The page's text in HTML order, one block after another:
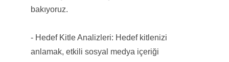
bakıyoruz.
- Hedef Kitle Analizleri: Hedef kitlenizi
anlamak, etkili sosyal medya içeriği